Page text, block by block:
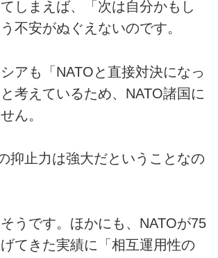
しまえば、「次は自分かもし
不安がぬぐえないのです。
アも「NATOと直接対決になっ
考えているため、NATO諸国に
ん。
抑止力は強大だということなの
うです。ほかにも、NATOが75
てきた実績に「相互運用性の